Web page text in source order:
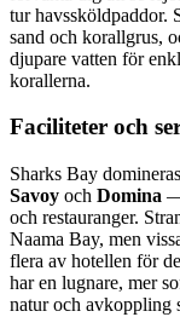
tur havssköldpaddor.
sand och korallgrus,
djupare vatten för
korallerna.
Faciliteter och
Sharks Bay
Savoy och Domina —
och restauranger.
Naama Bay, men
flera av hotellen för
har en lugnare, mer
natur och avkoppling